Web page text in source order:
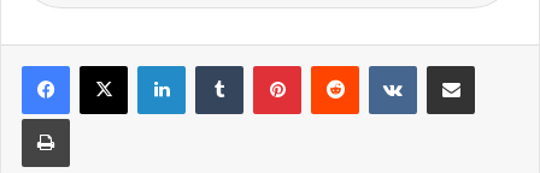
LinkedIn VKontakte